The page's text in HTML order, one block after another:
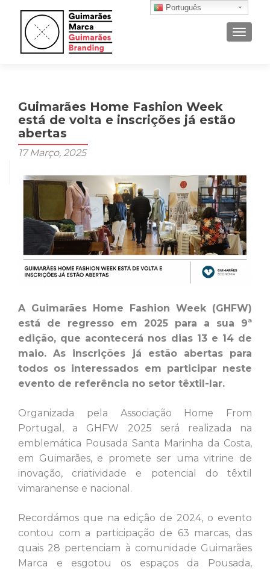
Guimarães Home Fashion Week
está de volta e inscrições já estão
abertas
17 Março, 2025
A Guimarães Home Fashion Week (GHFW)
está de regresso em 2025 para a sua 9ª
edição, que acontecerá nos dias 13 e 14 de
maio. As inscrições já estão abertas para
todos os interessados em participar neste
evento de referência no setor têxtil-lar.
Organizada pela Associação Home From
Portugal, a GHFW 2025 será realizada na
emblemática Pousada Santa Marinha da Costa,
em Guimarães, e promete ser uma vitrine de
inovação, criatividade e potencial do têxtil
vimaranense e nacional.
Recordámos que na edição de 2024, o evento
contou com a participação de 63 marcas, das
quais 28 pertenciam à comunidade Guimarães
Marca e esgotou os espaços da Pousada,
Português